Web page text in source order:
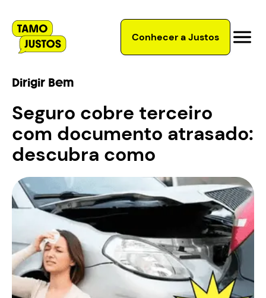
Conhecer a Justos
Dirigir Bem
Seguro cobre terceiro
com documento atrasado:
descubra como